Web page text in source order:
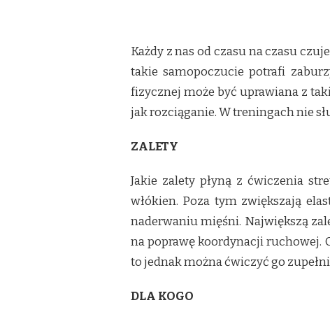
Każdy z nas od czasu na czasu
takie samopoczucie potrafi
fizycznej może być uprawiana z
jak rozciąganie. W treningach nie
ZALETY
Jakie zalety płyną z ćwiczenia
włókien. Poza tym zwiększają
naderwaniu mięśni. Największą
na poprawę koordynacji ruchowej.
to jednak można ćwiczyć go
DLA KOGO